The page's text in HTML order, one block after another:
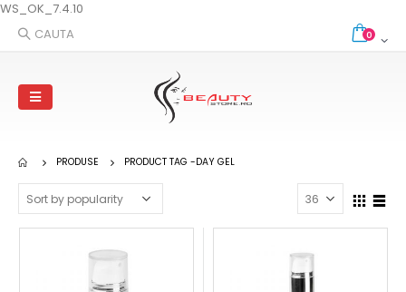
WS_OK_7.4.10
CAUTA
0
PRODUSE PRODUCT TAG -DAY GEL